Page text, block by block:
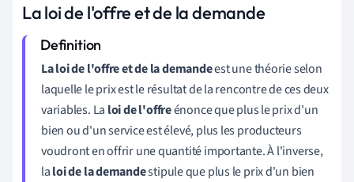
La loi de l'offre et de la demande
La loi de l'offre et de la demandeest unethéorie selon
laquelle le prix est le résultat de la rencontre de ces deux
variables. La loi de l'offreénonce que plus le prix d'un
bien ou d'un service est élevé, plus les producteurs
voudront en offrir une quantité importante. À l'inverse,
laloi de la demandestipule que plus le prix d'un bien